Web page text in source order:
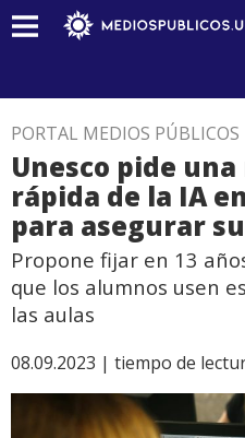
PORTAL MEDIOS PÚBLICOS
Unesco pide
rápida de la IA
para asegurar
Propone fijar en 13
que los alumnos usen
las aulas
08.09.2023 | tiempo de